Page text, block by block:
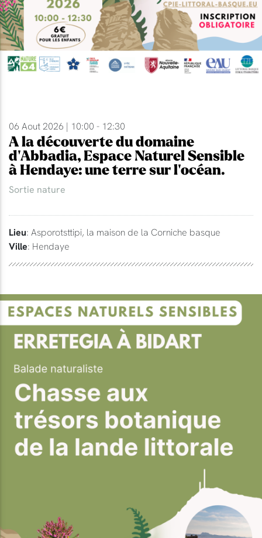
06 Aout 2026 | 10:00 - 12:30
A la découverte du domaine
d'Abbadia, Espace Naturel Sensible
à Hendaye: une terre sur l'océan.
Sortie nature
Lieu: Asporotsttipi, la maison de la Corniche basque
Ville: Hendaye